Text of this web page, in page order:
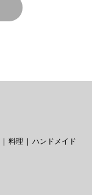
料理
ハンドメイド